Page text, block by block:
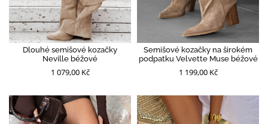
Dlouhé semišové kozačky
Neville béžové
1 079,00 Kč
Semišové kozačky na širokém
podpatku Velvette Muse béžové
1 199,00 Kč